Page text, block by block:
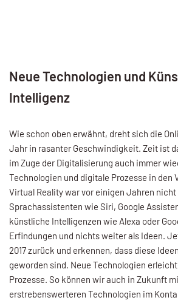
Neue Technologien und
Intelligenz
Wie schon oben erwähnt, dreht sich die
Jahr in rasanter Geschwindigkeit. Zeit ist
im Zuge der Digitalisierung auch immer
Technologien und digitale Prozesse in den
Virtual Reality war vor einigen Jahren nicht
Sprachassistenten wie Siri, Google
künstliche Intelligenzen wie Alexa oder
Erfindungen und nichts weiter als Ideen.
2017 zurück und erkennen, dass diese
geworden sind. Neue Technologien
Prozesse. So können wir auch in Zukunft
erstrebenswerteren Technologien im